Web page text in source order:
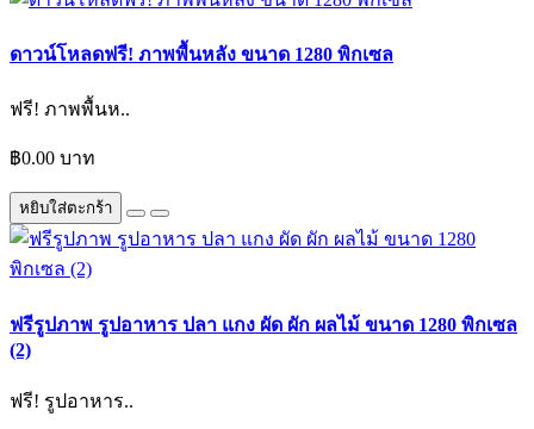
ดาวน์โหลดฟรี! ภาพพื้นหลัง ขนาด 1280 พิกเซล
ฟรี! ภาพพื้นห..
฿0.00 บาท
หยิบใส่ตะกร้า
ฟรีรูปภาพ รูปอาหาร ปลา แกง ผัด ผัก ผลไม้ ขนาด 1280 พิกเซล
(2)
ฟรี! รูปอาหาร..